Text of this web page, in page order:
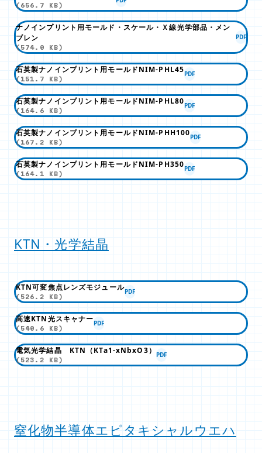
(656.7 KB)
ナノインプリント用モールド・スケール・Ｘ線光学部品・メン
ブレン
(574.0 KB)
PDF
石英製ナノインプリント用モールドNIM-PHL45
(151.7 KB)
PDF
石英製ナノインプリント用モールドNIM-PHL80
(164.6 KB)
PDF
石英製ナノインプリント用モールドNIM-PHH100
(167.2 KB)
PDF
石英製ナノインプリント用モールドNIM-PH350
(164.1 KB)
PDF
KTN・光学結晶
KTN可変焦点レンズモジュール
(526.2 KB)
PDF
高速KTN光スキャナー
(540.6 KB)
PDF
電気光学結晶 KTN（KTa1-xNbxO3）
(523.2 KB)
PDF
窒化物半導体エピタキシャルウエハ